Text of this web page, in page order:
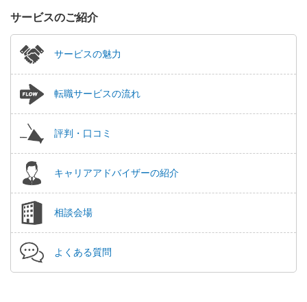
サービスのご紹介
サービスの魅力
転職サービスの流れ
評判・口コミ
キャリアアドバイザーの紹介
相談会場
よくある質問